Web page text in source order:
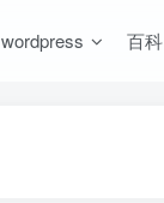
wordpress 百科